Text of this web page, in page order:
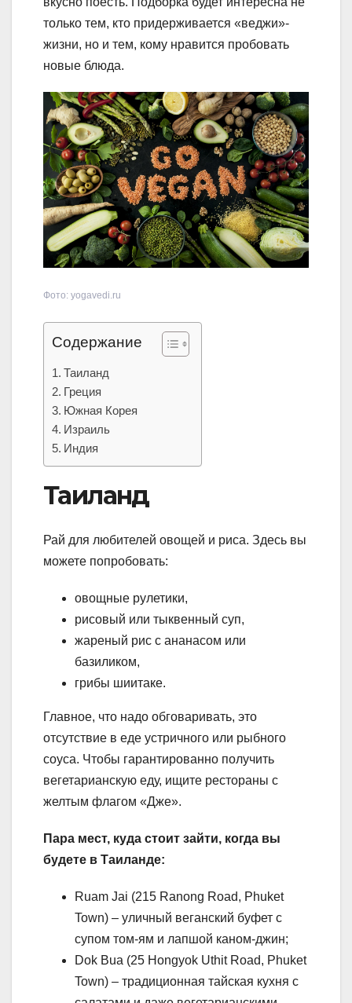
только тем, кто придерживается «веджи»-
жизни, но и тем, кому нравится пробовать
новые блюда.
Фото: yogavedi.ru
Содержание
Таиланд
Греция
Южная Корея
Израиль
Индия
Таиланд
Рай для любителей овощей и риса. Здесь вы
можете попробовать:
овощные рулетики,
рисовый или тыквенный суп,
жареный рис с ананасом или
базиликом,
грибы шиитаке.
Главное, что надо обговаривать, это
отсутствие в еде устричного или рыбного
соуса. Чтобы гарантированно получить
вегетарианскую еду, ищите рестораны с
желтым флагом «Дже».
Пара мест, куда стоит зайти, когда вы
будете в Таиланде:
Ruam Jai (215 Ranong Road, Phuket
Town) – уличный веганский буфет с
супом том-ям и лапшой каном-джин;
Dok Bua (25 Hongyok Uthit Road, Phuket
Town) – традиционная тайская кухня с